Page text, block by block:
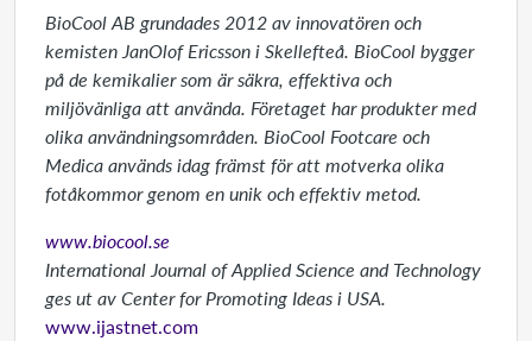
BioCool AB grundades 2012 av innovatören och
kemisten JanOlof Ericsson i Skellefteå. BioCool bygger
på de kemikalier som är säkra, effektiva och
miljövänliga att använda. Företaget har produkter med
olika användningsområden. BioCool Footcare och
Medica används idag främst för att motverka olika
fotåkommor genom en unik och effektiv metod.
www.biocool.se
International Journal of Applied Science and Technology
ges ut av Center for Promoting Ideas i USA.
www.ijastnet.com